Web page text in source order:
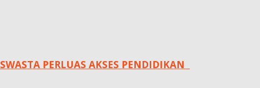
PERLUAS AKSES PENDIDIKAN